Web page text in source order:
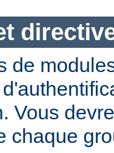
de
Vous
chaque